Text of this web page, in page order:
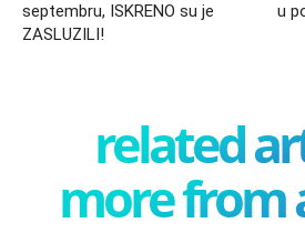
septembru, ISKRENO su je
ZASLUZILI!
u
related
more from